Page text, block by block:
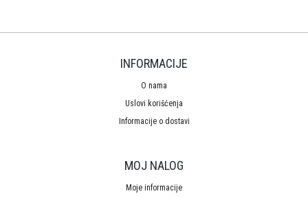
INFORMACIJE
O nama
Uslovi korišćenja
Informacije o dostavi
MOJ NALOG
Moje informacije